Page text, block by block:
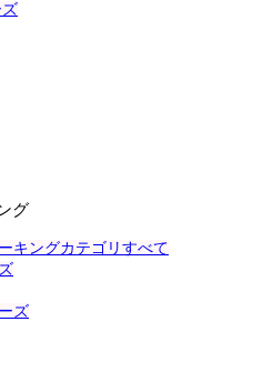
グ
キングカテゴリすべて
ズ